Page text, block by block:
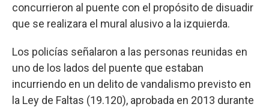
concurrieron al puente con el propósito de disuadir
que se realizara el mural alusivo a la izquierda.
Los policías señalaron a las personas reunidas en
uno de los lados del puente que estaban
incurriendo en un delito de vandalismo previsto en
la Ley de Faltas (19.120), aprobada en 2013 durante